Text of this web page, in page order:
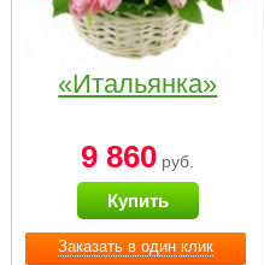
Заказать в один клик
«Итальянка»
9 860 руб.
Купить